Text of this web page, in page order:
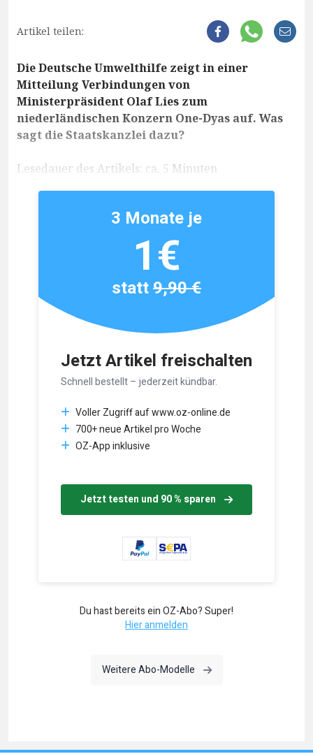
Artikel teilen:
Die Deutsche Umwelthilfe zeigt in einer
Mitteilung Verbindungen von
Ministerpräsident Olaf Lies zum
niederländischen Konzern One-Dyas auf. Was
sagt die Staatskanzlei dazu?
Lesedauer des Artikels: ca. 5 Minuten
Jetzt Artikel freischalten
Schnell bestellt – jederzeit kündbar.
Voller Zugriff auf www.oz-online.de
700+ neue Artikel pro Woche
OZ-App inklusive
Jetzt testen und 90 % sparen
3 Monate je
1€
statt9,90 €
Du hast bereits ein OZ-Abo? Super!
Hier anmelden
Weitere Abo-Modelle